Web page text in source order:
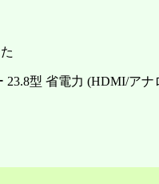
23.8型 省電力 (HDMI/ア